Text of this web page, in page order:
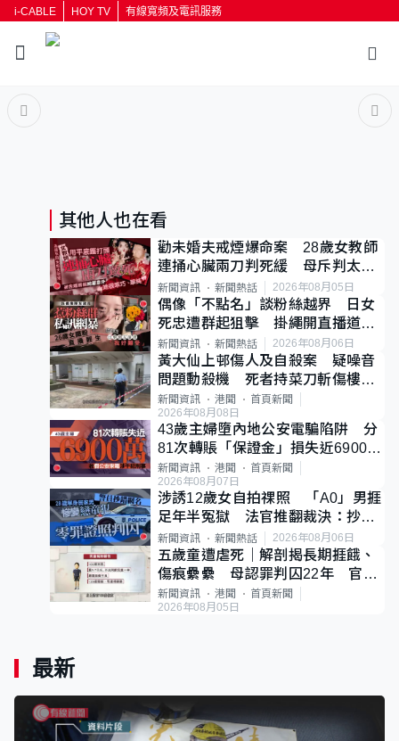
i-CABLE HOY TV 有線寬頻及電訊服務
其他人也在看
勸未婚夫戒煙爆命案 28歲女教師
連捅心臟兩刀判死緩 母斥判太重
已上訴
新聞資訊 新聞熱話 2026年08月05日
偶像「不點名」談粉絲越界 日女
死忠遭群起狙擊 掛繩開直播道歉
後輕生
新聞資訊 新聞熱話 2026年08月06日
黃大仙上邨傷人及自殺案 疑噪音
問題動殺機 死者持菜刀斬傷樓上
鄰居後墮斃
新聞資訊 港聞
首頁新聞
2026年08月08日
43歲主婦墮內地公安電騙陷阱 分
81次轉賬「保證金」損失近6900萬
元
新聞資訊 港聞
首頁新聞
2026年08月07日
涉誘12歲女自拍祼照 「A0」男捱
足年半冤獄 法官推翻裁決：抄錯
標點
新聞資訊 新聞熱話 2026年08月06日
五歲童遭虐死｜解剖揭長期捱餓、
傷痕纍纍 母認罪判囚22年 官斥
冷血：同類案最惡劣
新聞資訊 港聞
首頁新聞
2026年08月05日
最新